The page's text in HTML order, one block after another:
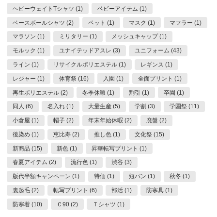
ヘビーウェイトTシャツ (1) ベビーアイテム (1)
ベースボールシャツ (2) ペット (1) マスク (1) マフラー (1)
マラソン (1) ミリタリー (1) メッシュキャップ (1)
モルック (1) ユナイテッドアスレ (3) ユニフォーム (43)
ライン (1) リサイクルポリエステル (1) レギンス (1)
レジャー (1) 体育祭 (16) 入園 (1) 全面プリント (1)
再生ポリエステル (2) 冬季休暇 (1) 割引 (1) 卒園 (1)
同人 (6) 名入れ (1) 大量生産 (5) 学割 (3) 学園祭 (11)
小倉屋 (1) 帽子 (2) 年末年始休暇 (2) 廃盤 (2)
後染め (1) 恵比寿 (2) 推し色 (1) 文化祭 (15)
新商品 (15) 新色 (1) 昇華転写プリント (1)
春夏アイテム (2) 流行色 (1) 渋谷 (3)
版代半額キャンペーン (1) 特価 (1) 短パン (1) 秋冬 (1)
裏起毛 (2) 転写プリント (6) 部活 (1) 防寒具 (1)
防寒着 (10) Ｃ90 (2) Ｔシャツ (1)